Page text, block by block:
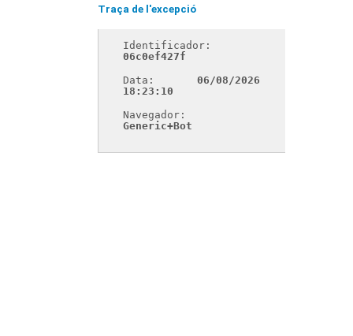
Traça de l'excepció
06c0ef427f
Data:
06/08/2026
18:23:10
Generic+Bot